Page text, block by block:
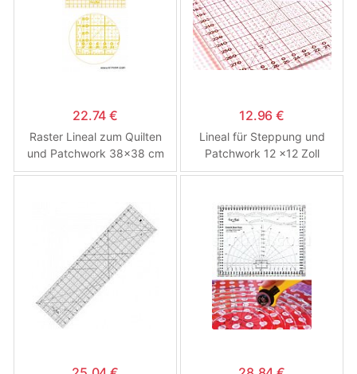
22.74 €
Raster Lineal zum Quilten
und Patchwork 38x38 cm
12.96 €
Lineal für Steppung und
Patchwork 12 x12 Zoll
(30x30cm)